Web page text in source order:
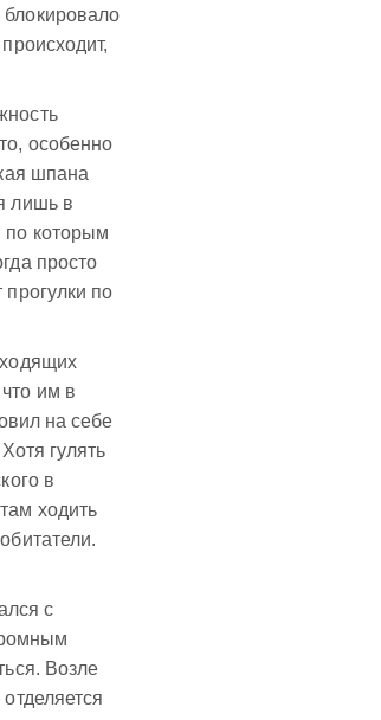
особенно
шпана
лишь в
по которым
просто
прогулки по
им в
на себе
гулять
в
ходить
с
Возле